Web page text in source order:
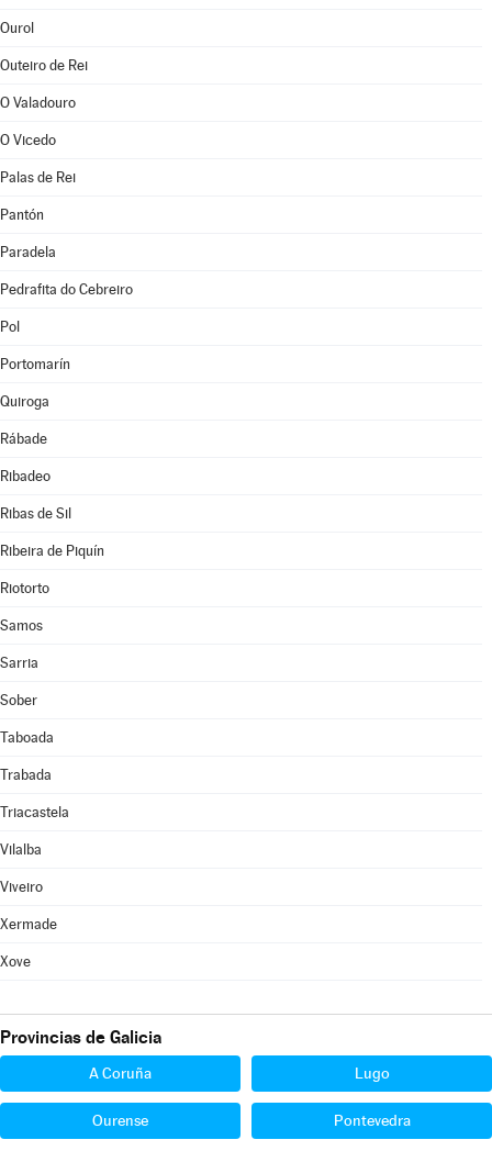
Ourol
Outeiro de Rei
O Valadouro
O Vicedo
Palas de Rei
Pantón
Paradela
Pedrafita do Cebreiro
Pol
Portomarín
Quiroga
Rábade
Ribadeo
Ribas de Sil
Ribeira de Piquín
Riotorto
Samos
Sarria
Sober
Taboada
Trabada
Triacastela
Vilalba
Viveiro
Xermade
Xove
Provincias de Galicia
A Coruña Lugo
Ourense Pontevedra